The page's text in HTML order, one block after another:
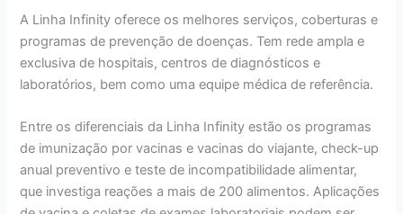
A Linha Infinity oferece os melhores serviços, coberturas e
programas de prevenção de doenças. Tem rede ampla e
exclusiva de hospitais, centros de diagnósticos e
laboratórios, bem como uma equipe médica de referência.
Entre os diferenciais da Linha Infinity estão os programas
de imunização por vacinas e vacinas do viajante, check-up
anual preventivo e teste de incompatibilidade alimentar,
que investiga reações a mais de 200 alimentos. Aplicações